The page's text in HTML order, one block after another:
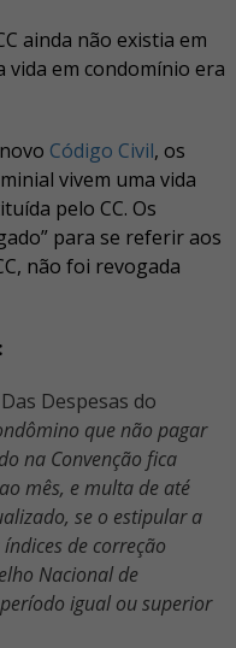
ainda não existia em
vida em condomínio era
Código Civil, os
vivem uma vida
pelo CC. Os
para se referir aos
não foi revogada
que não pagar
na Convenção fica
mês, e multa de até
se o estipular a
de correção
Nacional de
igual ou superior